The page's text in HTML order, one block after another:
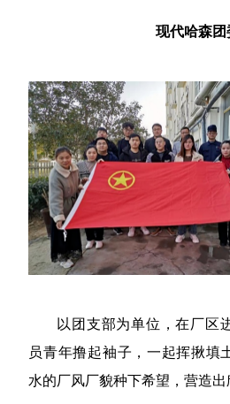
现代哈森团
以团支部为单位，在厂区
员青年撸起袖子，一起挥揪填
水的厂风厂貌种下希望，营造出